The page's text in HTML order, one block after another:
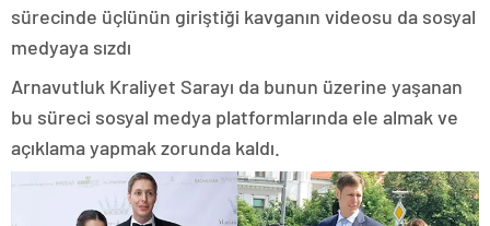
sürecinde üçlünün giriştiği kavganın videosu da sosyal
medyaya sızdı
Arnavutluk Kraliyet Sarayı da bunun üzerine yaşanan
bu süreci sosyal medya platformlarında ele almak ve
açıklama yapmak zorunda kaldı.